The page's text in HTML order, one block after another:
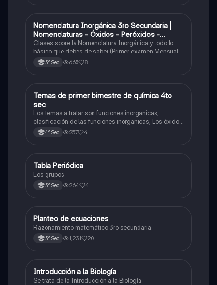
Química
Nomenclatura Inorgánica 3ro Secundaria |
Nomenclaturas - Óxidos - Peróxidos -
Hidróxido o Bases
Clases sobre la Nomenclatura Inorgánica y todo lo
básico que debes de saber (Primer examen Mensual
2025)3° Sec 665 8
Química
Temas de primer bimestre de química 4to
sec
Los temas a tratar son funciones inorganicas,
clasificación de las funciones inorganicas, Los óxidos
y los óxidos ácidos
4° Sec 257 4
Química
Tabla Periódica
Los grupos
3° Sec 264 4
Matemáticas
Planteo de ecuaciones
Razonamiento matemático 3ro secundaria
3° Sec 1,231 20
Biología
Introducción a la Biología
Se trata de la Introducción a la Biología